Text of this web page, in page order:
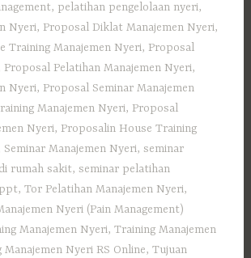
, pelatihan pengelolaan nyeri,
Nyeri, Proposal Diklat Manajemen Nyeri,
Training Manajemen Nyeri, Proposal
Proposal Pelatihan Manajemen Nyeri,
Nyeri, Proposal Seminar Manajemen
Manajemen Nyeri, Proposal
Nyeri, Proposalin House Training
Seminar Manajemen Nyeri,seminar
rumah sakit,seminar pelatihan
,Tor Pelatihan Manajemen Nyeri,
Nyeri (Pain Management)
Manajemen Nyeri,Training Manajemen
Manajemen Nyeri RS Online,Tujuan